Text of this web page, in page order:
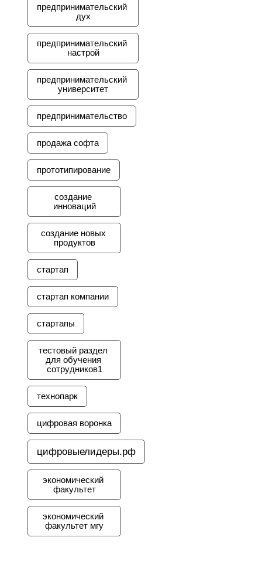
предпринимательский
дух
предпринимательский
настрой
предпринимательский
университет
предпринимательство
продажа софта
прототипирование
создание
инноваций
создание новых
продуктов
стартап
стартап компании
стартапы
тестовый раздел
для обучения
сотрудников1
технопарк
цифровая воронка
цифровыелидеры.рф
экономический
факультет
экономический
факультет мгу